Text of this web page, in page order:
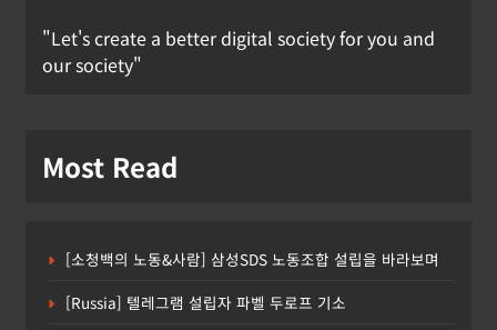
"Let's create a better digital society for you and
our society"
Most Read
[소청백의 노동&사람] 삼성SDS 노동조합 설립을 바라보며
[Russia] 텔레그램 설립자 파벨 두로프 기소